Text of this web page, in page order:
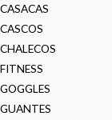
CASACAS
CASCOS
CHALECOS
FITNESS
GOGGLES
GUANTES